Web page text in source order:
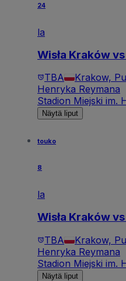
24
la
Wisła Kraków
TBA Krakow,
Henryka Reymana
Stadion Miejski im.
Näytä liput
touko
8
la
Wisła Kraków
TBA Krakow,
Henryka Reymana
Stadion Miejski im.
Näytä liput